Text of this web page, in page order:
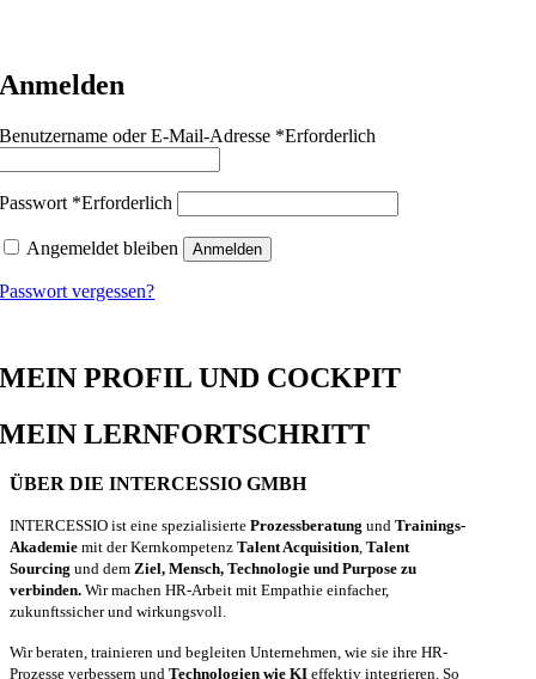
Anmelden
Benutzername oder E-Mail-Adresse *Erforderlich
Passwort *Erforderlich
Angemeldet bleiben Anmelden
Passwort vergessen?
MEIN PROFIL UND COCKPIT
MEIN LERNFORTSCHRITT
ÜBER DIE INTERCESSIO GMBH
INTERCESSIO ist eine spezialisierte Prozessberatung und Trainings-
Akademie mit der Kernkompetenz Talent Acquisition, Talent
Sourcing und dem Ziel, Mensch, Technologie und Purpose zu
verbinden. Wir machen HR-Arbeit mit Empathie einfacher,
zukunftssicher und wirkungsvoll.
Wir beraten, trainieren und begleiten Unternehmen, wie sie ihre HR-
Prozesse verbessern und Technologien wie KI effektiv integrieren. So